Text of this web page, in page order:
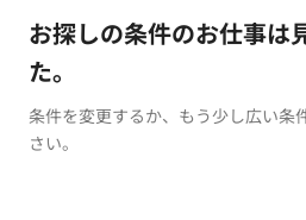
お探しの条件のお仕事は
た。
条件を変更するか、もう少し広い条
さい。